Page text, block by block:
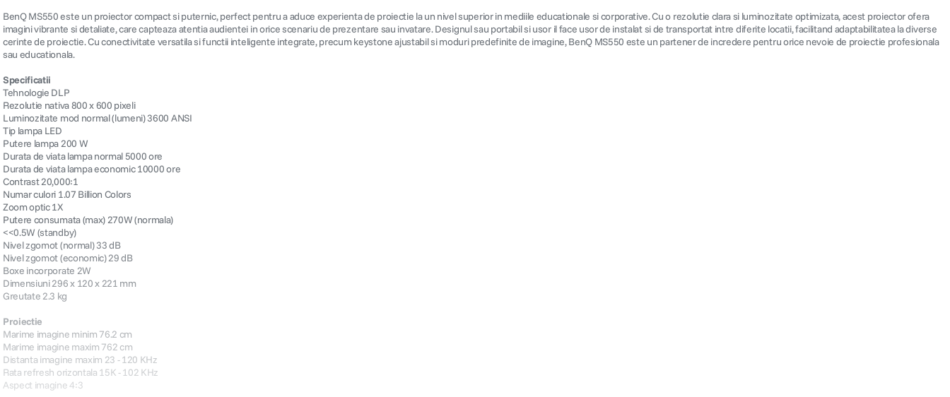
BenQ MS550 este un proiector compact si puternic, perfect pentru a aduce experienta de proiectie la un nivel superior in mediile educationale si corporative. Cu o rezolutie clara si luminozitate optimizata, acest proiector ofera
imagini vibrante si detaliate, care capteaza atentia audientei in orice scenariu de prezentare sau invatare. Designul sau portabil si usor il face usor de instalat si de transportat intre diferite locatii, facilitand adaptabilitatea la diverse
cerinte de proiectie. Cu conectivitate versatila si functii inteligente integrate, precum keystone ajustabil si moduri predefinite de imagine, BenQ MS550 este un partener de incredere pentru orice nevoie de proiectie profesionala
sau educationala.
Specificatii
Tehnologie DLP
Rezolutie nativa 800 x 600 pixeli
Luminozitate mod normal (lumeni) 3600 ANSI
Tip lampa LED
Putere lampa 200 W
Durata de viata lampa normal 5000 ore
Durata de viata lampa economic 10000 ore
Contrast 20,000:1
Numar culori 1.07 Billion Colors
Zoom optic 1X
Putere consumata (max) 270W (normala)
<<0.5W (standby)
Nivel zgomot (normal) 33 dB
Nivel zgomot (economic) 29 dB
Boxe incorporate 2W
Dimensiuni 296 x 120 x 221 mm
Greutate 2.3 kg
Proiectie
Marime imagine minim 76.2 cm
Marime imagine maxim 762 cm
Distanta imagine maxim 23 - 120 KHz
Rata refresh orizontala 15K - 102 KHz
Aspect imagine 4:3